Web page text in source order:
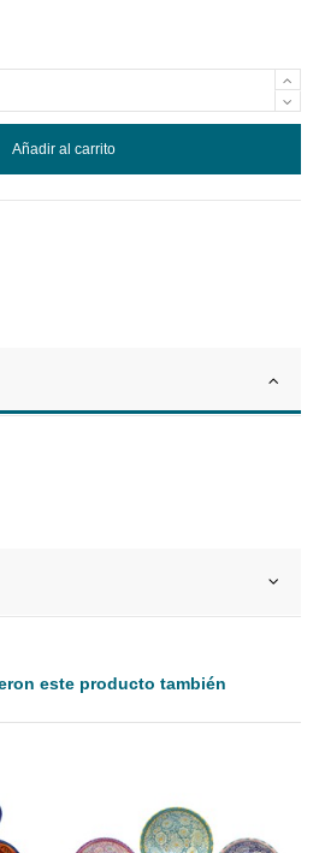
Añadir al carrito
este producto también